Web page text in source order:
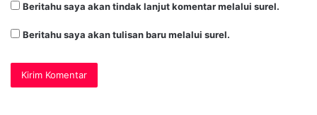
Beritahu saya akan tindak lanjut komentar melalui surel.
Beritahu saya akan tulisan baru melalui surel.